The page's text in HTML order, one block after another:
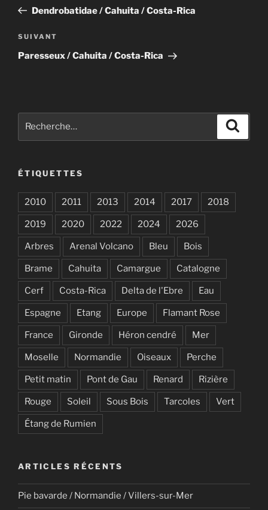
l’article
précédent
Dendrobatidae / Cahuita / Costa-Rica
Article
suivant
SUIVANT
Paresseux / Cahuita / Costa-Rica
ÉTIQUETTES
2010 2011 2013 2014 2017 2018
2019 2020 2022 2024 2026
Arbres Arenal Volcano Bleu Bois
Brame Cahuita Camargue Catalogne
Cerf Costa-Rica Delta de l'Ebre Eau
Espagne Etang Europe Flamant Rose
France Gironde Héron cendré Mer
Moselle Normandie Oiseaux Perche
Petit matin Pont de Gau Renard Rizière
Rouge Soleil Sous Bois Tarcoles Vert
Étang de Rumien
ARTICLES RÉCENTS
Pie bavarde / Normandie / Villers-sur-Mer